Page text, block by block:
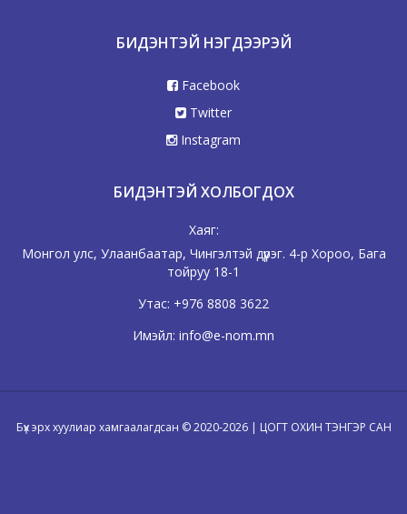
БИДЭНТЭЙ НЭГДЭЭРЭЙ
Facebook
Twitter
Instagram
БИДЭНТЭЙ ХОЛБОГДОХ
Хаяг:
Монгол улс, Улаанбаатар, Чингэлтэй дүүрэг. 4-р Хороо, Бага
тойруу 18-1
Утас: +976 8808 3622
Имэйл: info@e-nom.mn
Бүх эрх хуулиар хамгаалагдсан © 2020-2026 | ЦОГТ ОХИН ТЭНГЭР САН